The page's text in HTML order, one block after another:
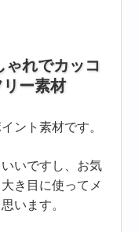
れでカッコ
ー素材
ント素材です。
いですし、お気
き目に使ってメ
います。